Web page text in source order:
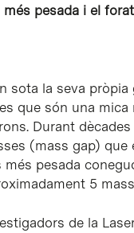
pesada i el
sota la seva
que són una
Durant
(mass gap)
pesada
5
de la